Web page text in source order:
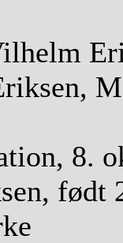
8.
født